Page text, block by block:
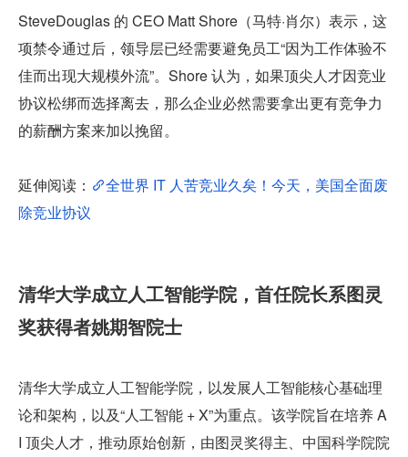
SteveDouglas 的 CEO Matt Shore（马特·肖尔）表示，这
项禁令通过后，领导层已经需要避免员工“因为工作体验不
佳而出现大规模外流”。Shore 认为，如果顶尖人才因竞业
协议松绑而选择离去，那么企业必然需要拿出更有竞争力
的薪酬方案来加以挽留。
延伸阅读：
全世界 IT 人苦竞业久矣！今天，美国全面废
除竞业协议
清华大学成立人工智能学院，首任院长系图灵
奖获得者姚期智院士
清华大学成立人工智能学院，以发展人工智能核心基础理
论和架构，以及“人工智能 + X”为重点。该学院旨在培养 A
I 顶尖人才，推动原始创新，由图灵奖得主、中国科学院院